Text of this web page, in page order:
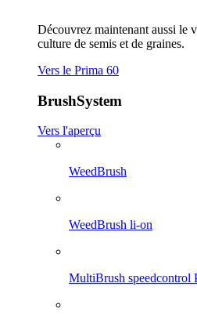
Découvrez maintenant aussi le
culture de semis et de graines.
Vers le Prima 60
BrushSystem
Vers l'aperçu
WeedBrush
WeedBrush li-on
MultiBrush speedcontrol